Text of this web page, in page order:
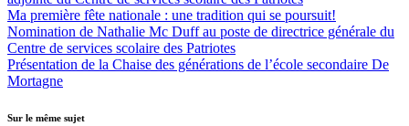
Ma première fête nationale : une tradition qui se poursuit!
Nomination de Nathalie Mc Duff au poste de directrice générale du
Centre de services scolaire des Patriotes
Présentation de la Chaise des générations de l’école secondaire De
Mortagne
Sur le même sujet